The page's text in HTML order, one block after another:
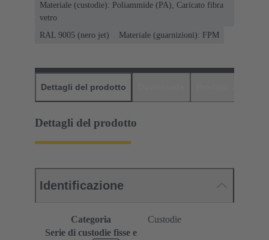
Materiale (custodie): Poliammide (PA), Caricato fibra
vetro
RAL 9005 (nero jet)
Materiale (guarnizioni): FPM
Dettagli del prodotto
Dettagli del prodotto
Identificazione
Categoria
Custodie
Serie di custodie fisse e